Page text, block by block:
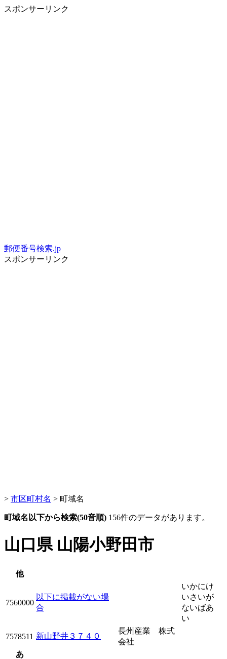
スポンサーリンク
郵便番号検索.jp
スポンサーリンク
> 市区町村名 > 町域名
町域名以下から検索(50音順) 156件のデータがあります。
山口県 山陽小野田市
他
7560000
以下に掲載がない場
合
いかにけ
いさいが
ないばあ
い
7578511 新山野井３７４０
長州産業 株式
会社
あ